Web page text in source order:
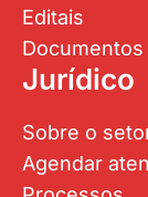
Editais
Documentos
Jurídico
Sobre o
Agendar